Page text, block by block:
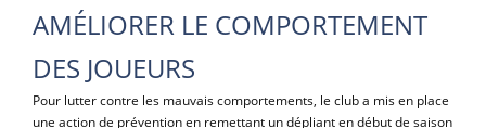
AMÉLIORER LE COMPORTEMENT
DES JOUEURS
Pour lutter contre les mauvais comportements, le club a mis en place
une action de prévention en remettant un dépliant en début de saison